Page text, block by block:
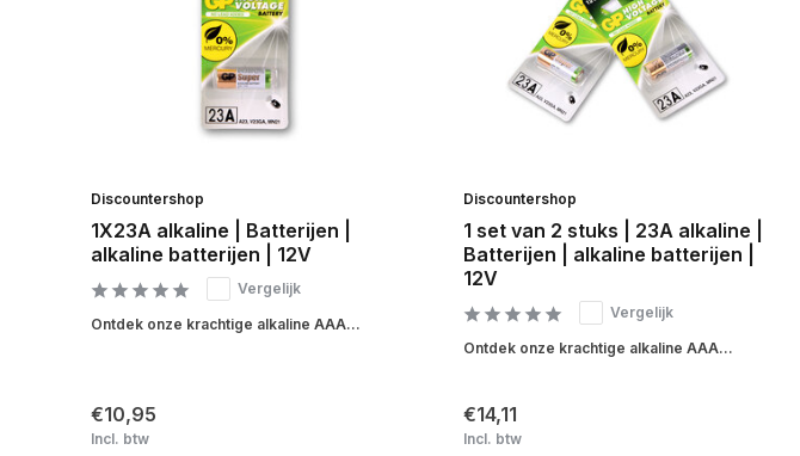
Discountershop
1X23A alkaline | Batterijen |
alkaline batterijen | 12V
Vergelijk
Ontdek onze krachtige alkaline AAA...
€10,95
Incl. btw
Discountershop
1 set van 2 stuks | 23A alkaline |
Batterijen | alkaline batterijen |
12V
Vergelijk
Ontdek onze krachtige alkaline AAA...
€14,11
Incl. btw